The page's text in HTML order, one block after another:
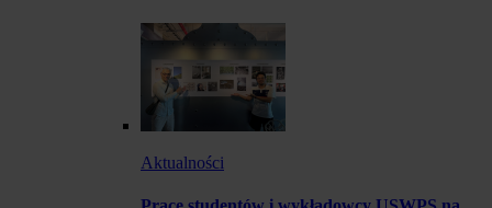
Aktualności